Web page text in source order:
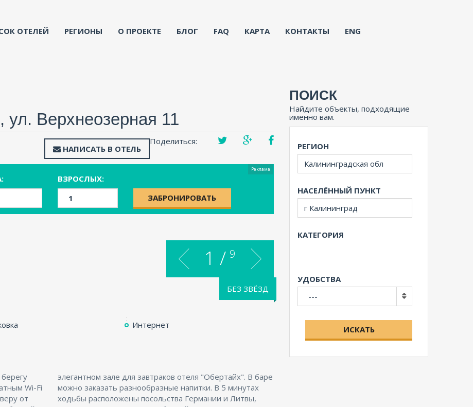
ОТЕЛЕЙ РЕГИОНЫ О ПРОЕКТЕ БЛОГ FAQ КАРТА КОНТАКТЫ ENG
ул. Верхнеозерная 11
Поделиться:
НАПИСАТЬ В ОТЕЛЬ
Реклама
ВЗРОСЛЫХ:
ЗАБРОНИРОВАТЬ
БЕЗ ЗВЁЗД
1 / 9
Интернет
Wi-Fi
от
В баре
минутах
Литвы,
ПОИСК
Найдите объекты, подходящие
именно вам.
РЕГИОН
НАСЕЛЁННЫЙ ПУНКТ
КАТЕГОРИЯ
УДОБСТВА
---
ИСКАТЬ